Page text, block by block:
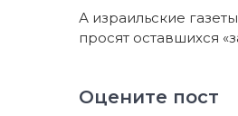
А израильские
просят оставшихся
Оцените пост